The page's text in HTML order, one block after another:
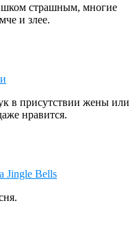
страшным, многие
и злее.
в присутствии жены или
нравится.
Jingle Bells